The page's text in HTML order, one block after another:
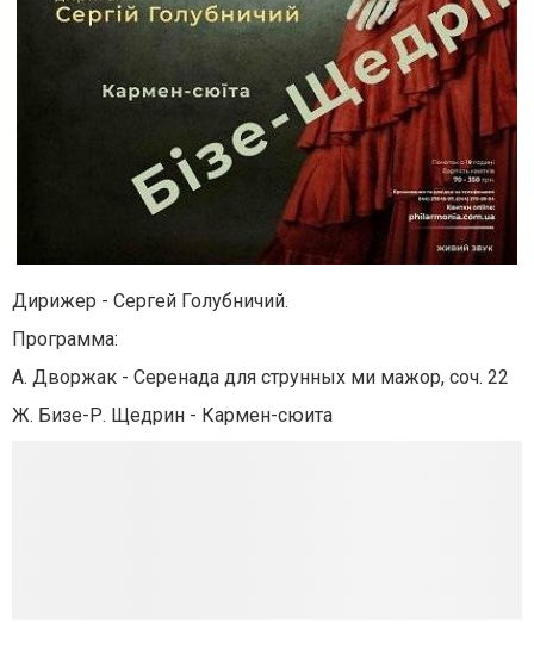
Дирижер - Сергей Голубничий.
Программа:
А. Дворжак - Серенада для струнных ми мажор, соч. 22
Ж. Бизе-Р. Щедрин - Кармен-сюита